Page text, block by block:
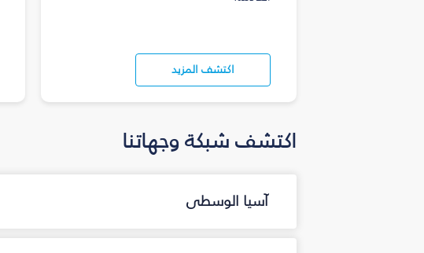
اكتشف المزيد
اكتشف شبكة وجهاتنا
آسيا الوسطى